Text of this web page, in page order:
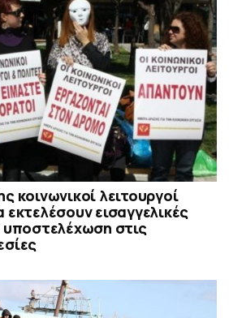
κοινωνικοί λειτουργοί
εισαγγελικές
υποστελέχωση στις